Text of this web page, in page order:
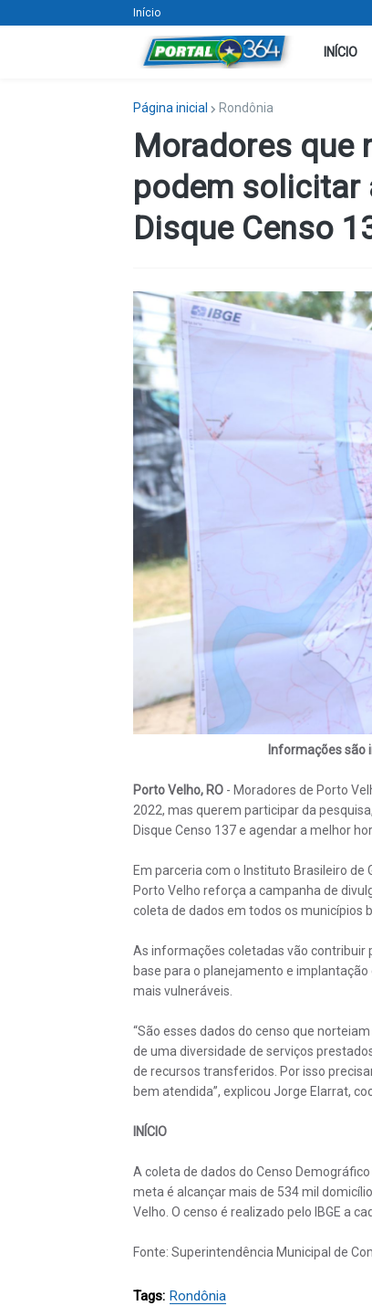
Início
INÍCIO
Página inicial Rondônia
Moradores que
podem solicitar
Disque Censo
Informações são
Porto Velho, RO- Moradores de Porto
2022, mas querem participar da
Disque Censo 137 e agendar a melhor
Em parceria com o Instituto Brasileiro de
Porto Velho reforça a campanha de
coleta de dados em todos os municípios
​As informações coletadas vão contribuir
base para o planejamento e
mais vulneráveis​.​
“São esses dados do censo que
de uma diversidade de serviços
de recursos transferidos. Por isso
bem atendida”, explicou Jorge Elarrat,
INÍCIO
A coleta de dados do Censo
meta é alcançar mais de 534 mil
Velho. O censo é realizado pelo IBGE a
Fonte: Superintendência Municipal de
Tags: Rondônia